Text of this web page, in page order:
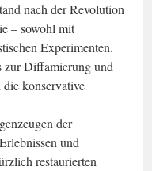
nach der Revolution
– sowohl mit
Experimenten.
Diffamierung und
konservative
der
und
restaurierten